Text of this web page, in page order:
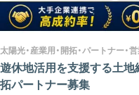
太陽光・産業用・開拓・パートナー・
遊休地活用を支援する土地
拓パートナー募集